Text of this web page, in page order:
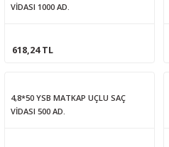
VİDASI 1000 AD.
618,24 TL
4,8*50 YSB MATKAP UÇLU SAÇ
VİDASI 500 AD.